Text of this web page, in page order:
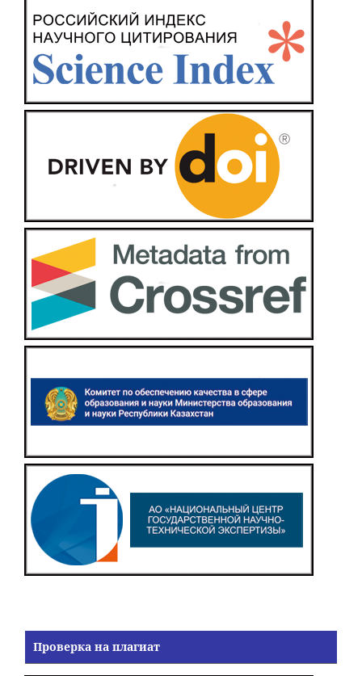
Проверка на плагиат